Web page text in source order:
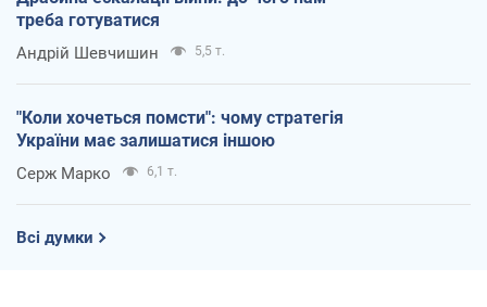
треба готуватися
Андрій Шевчишин 5,5 т.
"Коли хочеться помсти": чому стратегія
України має залишатися іншою
Серж Марко 6,1 т.
Всі думки